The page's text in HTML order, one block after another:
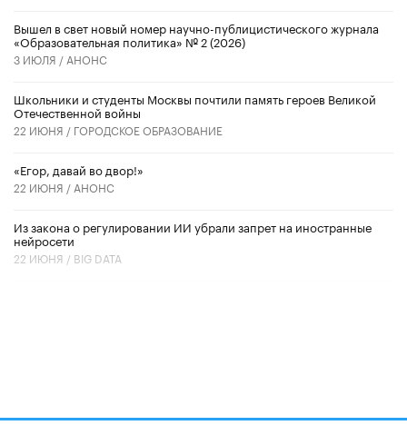
Вышел в свет новый номер научно-публицистического журнала
«Образовательная политика» № 2 (2026)
3 ИЮЛЯ / АНОНС
Школьники и студенты Москвы почтили память героев Великой
Отечественной войны
22 ИЮНЯ / ГОРОДСКОЕ ОБРАЗОВАНИЕ
«Егор, давай во двор!»
22 ИЮНЯ / АНОНС
Из закона о регулировании ИИ убрали запрет на иностранные
нейросети
22 ИЮНЯ / BIG DATA